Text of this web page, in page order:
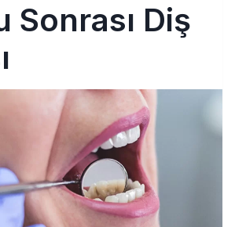
Sonrası Diş